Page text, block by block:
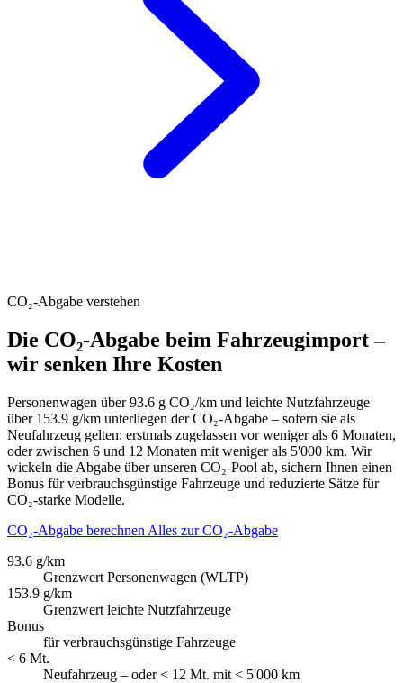
CO₂-Abgabe verstehen
Die CO₂-Abgabe beim Fahrzeugimport –
wir senken Ihre Kosten
Personenwagen über 93.6 g CO₂/km und leichte Nutzfahrzeuge
über 153.9 g/km unterliegen der CO₂-Abgabe – sofern sie als
Neufahrzeug gelten: erstmals zugelassen vor weniger als 6 Monaten,
oder zwischen 6 und 12 Monaten mit weniger als 5'000 km. Wir
wickeln die Abgabe über unseren CO₂-Pool ab, sichern Ihnen einen
Bonus für verbrauchsgünstige Fahrzeuge und reduzierte Sätze für
CO₂-starke Modelle.
CO₂-Abgabe berechnen Alles zur CO₂-Abgabe
93.6 g/km
Grenzwert Personenwagen (WLTP)
153.9 g/km
Grenzwert leichte Nutzfahrzeuge
Bonus
für verbrauchsgünstige Fahrzeuge
< 6 Mt.
Neufahrzeug – oder < 12 Mt. mit < 5'000 km